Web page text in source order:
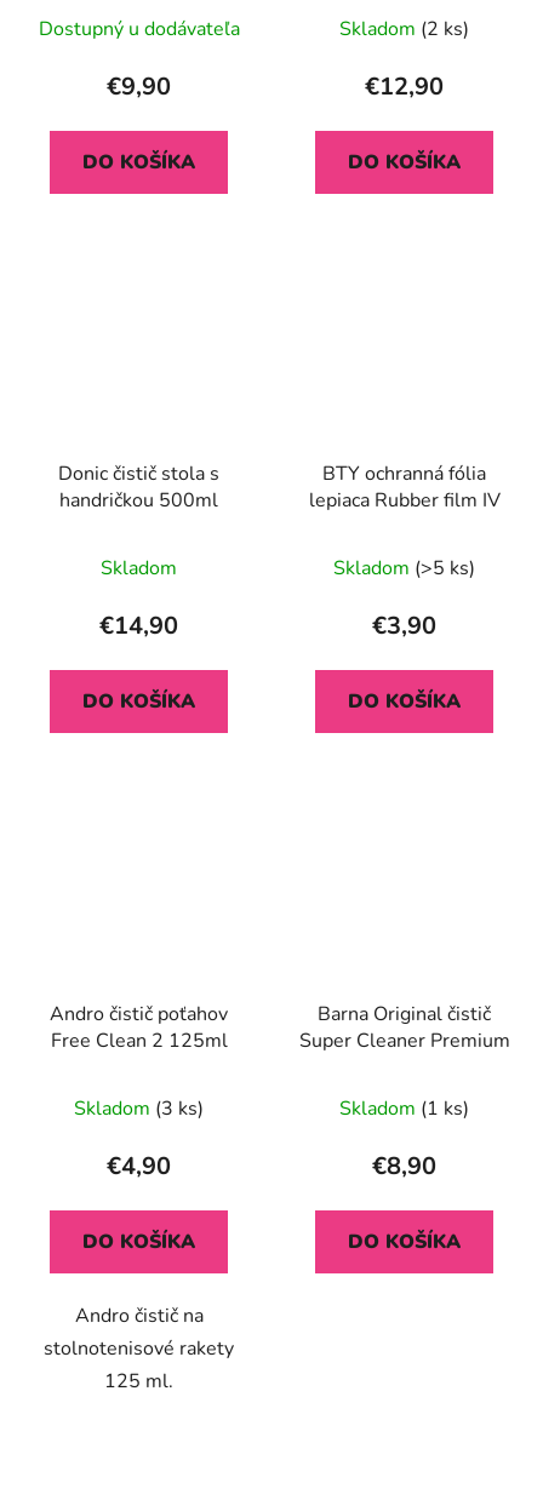
Dostupný u dodávateľa
€9,90
DO KOŠÍKA
Skladom (2 ks)
€12,90
DO KOŠÍKA
Donic čistič stola s
handričkou 500ml
Skladom
€14,90
DO KOŠÍKA
BTY ochranná fólia
lepiaca Rubber film IV
Skladom (>5 ks)
€3,90
DO KOŠÍKA
Andro čistič poťahov
Free Clean 2 125ml
Skladom (3 ks)
€4,90
DO KOŠÍKA
Andro čistič na
stolnotenisové rakety
125 ml.
Barna Original čistič
Super Cleaner Premium
Skladom (1 ks)
€8,90
DO KOŠÍKA